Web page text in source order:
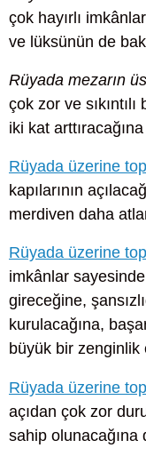
çok hayırlı
ve lüksünün de
Rüyada mezarın
çok zor ve
iki kat
Rüyada üzerine
kapılarının
merdiven daha
Rüyada üzerine
imkânlar
gireceğine,
kurulacağına,
büyük bir zenginlik
Rüyada üzerine
açıdan çok zor
sahip olunacağına